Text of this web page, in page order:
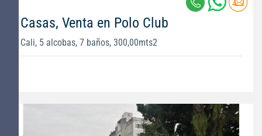
Casas, Venta en Polo Club
Cali, 5 alcobas, 7 baños, 300,00mts2